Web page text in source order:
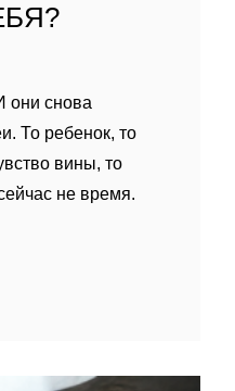
они снова
То ребенок, то
вины, то
не время.